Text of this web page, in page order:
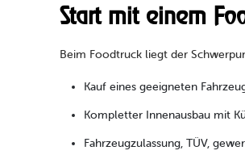
Start mit einem
Beim Foodtruck liegt der
Kauf eines geeigneten
Kompletter Innenausbau mit
Fahrzeugzulassung, TÜV,